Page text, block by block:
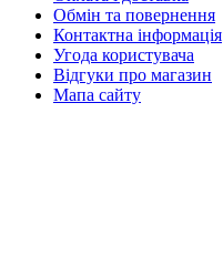
Обмін та повернення
Контактна інформація
Угода користувача
Відгуки про магазин
Мапа сайту